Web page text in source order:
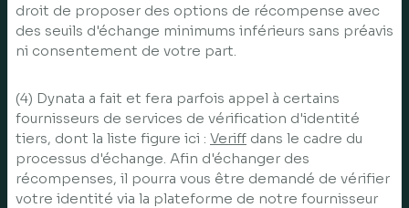
droit de proposer des options de récompense avec
des seuils d'échange minimums inférieurs sans préavis
ni consentement de votre part.
(4) Dynata a fait et fera parfois appel à certains
fournisseurs de services de vérification d'identité
tiers, dont la liste figure ici : Veriff dans le cadre du
processus d'échange. Afin d'échanger des
récompenses, il pourra vous être demandé de vérifier
votre identité via la plateforme de notre fournisseur